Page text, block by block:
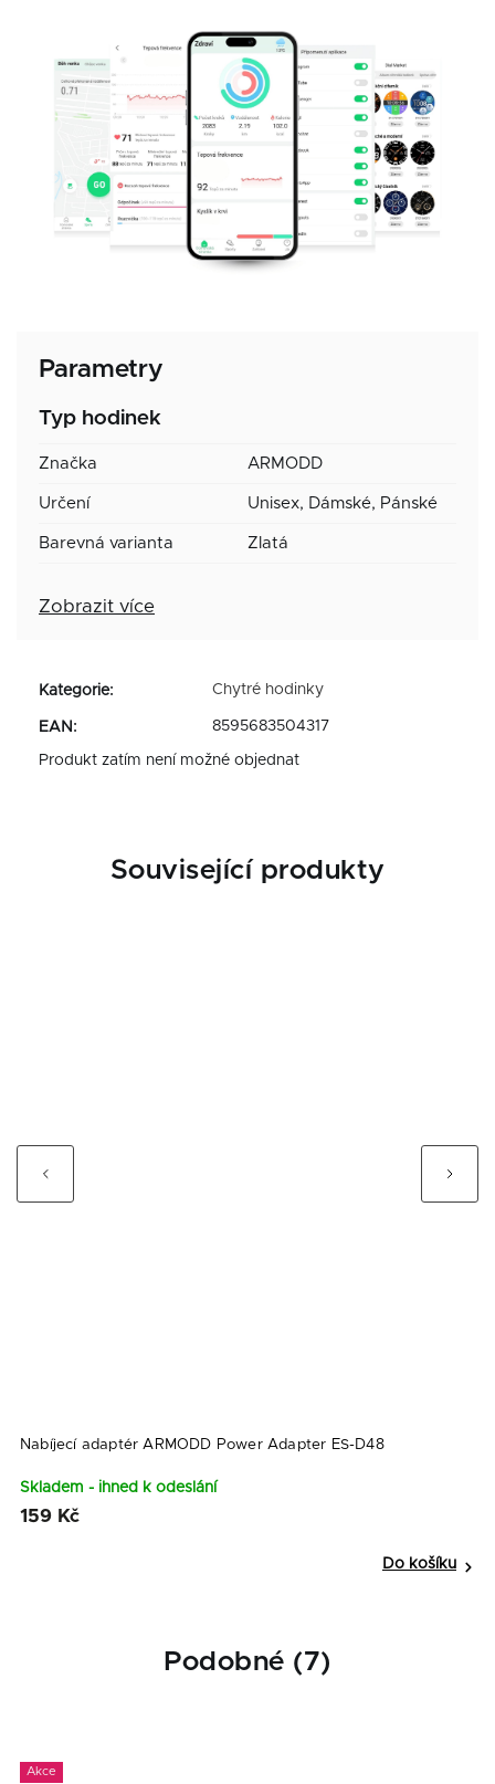
Parametry
Typ hodinek
Značka ARMODD
Určení Unisex, Dámské, Pánské
Barevná varianta Zlatá
Zobrazit více
Kategorie: Chytré hodinky
EAN : 8595683504317
Produkt zatím není možné objednat
Související produkty
Previous
Nabíjecí adaptér ARMODD Power Adapter ES-D48
Skladem - ihned k odeslání
159 Kč
Do košíku
Podobné (7)
Akce